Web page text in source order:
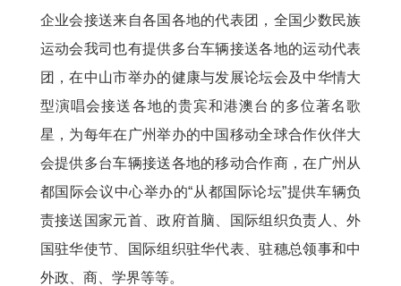
企业会接送来自各国各地的代表团，全国少数民族
运动会我司也有提供多台车辆接送各地的运动代表
团，在中山市举办的健康与发展论坛会及中华情大
型演唱会接送各地的贵宾和港澳台的多位著名歌
星，为每年在广州举办的中国移动全球合作伙伴大
会提供多台车辆接送各地的移动合作商，在广州从
都国际会议中心举办的“从都国际论坛”提供车辆负
责接送国家元首、政府首脑、国际组织负责人、外
国驻华使节、国际组织驻华代表、驻穗总领事和中
外政、商、学界等等。